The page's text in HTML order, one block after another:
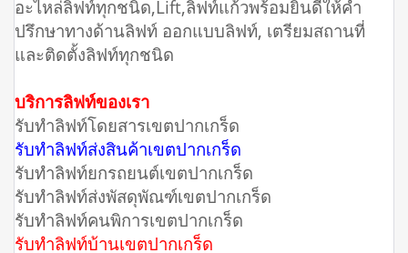
อะไหล่ลิฟท์ทุกชนิด,Lift,ลิฟท์แก้วพร้อมยินดีให้คำ
ปรึกษาทางด้านลิฟท์ ออกแบบลิฟท์, เตรียมสถานที่
และติดตั้งลิฟท์ทุกชนิด
บริการลิฟท์ของเรา
รับทำลิฟท์โดยสารเขตปากเกร็ด
รับทำลิฟท์ส่งสินค้าเขตปากเกร็ด
รับทำลิฟท์ยกรถยนต์เขตปากเกร็ด
รับทำลิฟท์ส่งพัสดุพัณฑ์เขตปากเกร็ด
รับทำลิฟท์คนพิการเขตปากเกร็ด
รับทำลิฟท์บ้านเขตปากเกร็ด